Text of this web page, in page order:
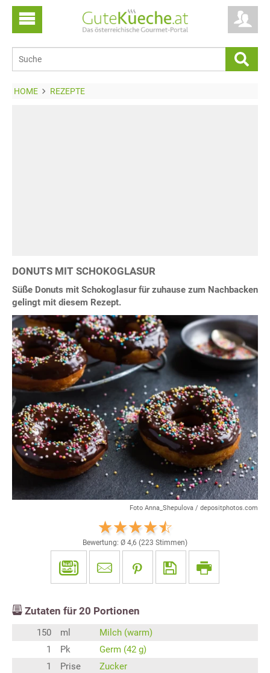
HOME REZEPTE
DONUTS MIT SCHOKOGLASUR
Süße Donuts mit Schokoglasur für zuhause zum Nachbacken
gelingt mit diesem Rezept.
Foto Anna_Shepulova / depositphotos.com
Bewertung: Ø 4,6 (223 Stimmen)
Zutaten für 20 Portionen
150 ml
Milch (warm)
1
Pk
Germ (42 g)
1
Prise
Zucker